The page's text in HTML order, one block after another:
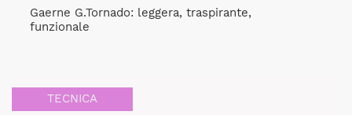
Gaerne G.Tornado: leggera, traspirante,
funzionale
TECNICA